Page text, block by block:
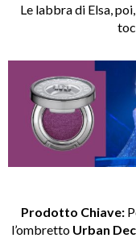
Le labbra di Elsa,
Prodotto Chiave:
l’ombretto Urban